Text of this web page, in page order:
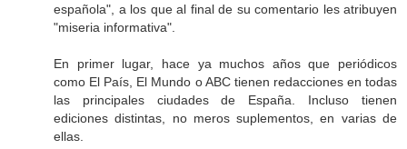
española", a los que al final de su comentario les atribuyen
"miseria informativa".
En primer lugar, hace ya muchos años que periódicos
como El País, El Mundo o ABC tienen redacciones en todas
las principales ciudades de España. Incluso tienen
ediciones distintas, no meros suplementos, en varias de
ellas.